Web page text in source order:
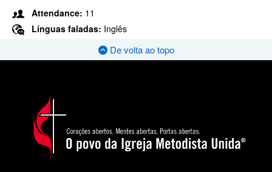
Attendance: 11
Línguas faladas: Inglês
De volta ao topo